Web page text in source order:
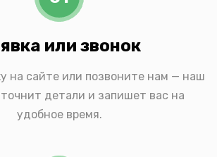
или звонок
на сайте или позвоните нам — наш
детали и запишет вас на
удобное время.